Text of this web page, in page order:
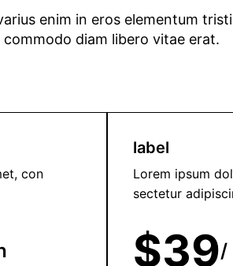
enim in eros elementum
diam libero vitae erat.
con
label
Lorem ipsum
sectetur
$39/